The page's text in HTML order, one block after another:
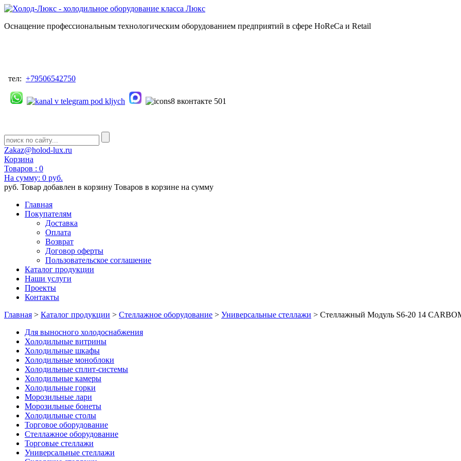
Оснащение профессиональным технологическим оборудованием предприятий в сфере HoReCa и Retail
тел: +79506542750
Zakaz@holod-lux.ru
Корзина
Товаров : 0
На сумму: 0 руб.
руб. Товар добавлен в корзину Товаров в корзине на сумму
Главная
Покупателям
Доставка
Оплата
Возврат
Договор оферты
Пользовательское соглашение
Каталог продукции
Наши услуги
Проекты
Контакты
Главная > Каталог продукции > Стеллажное оборудование > Универсальные стеллажи > Стеллажный Модуль S6-20 14
Для выносного холодоснабжения
Холодильные витрины
Холодильные шкафы
Холодильные моноблоки
Холодильные сплит-системы
Холодильные камеры
Холодильные горки
Морозильные лари
Морозильные бонеты
Холодильные столы
Торговое оборудование
Стеллажное оборудование
Торговые стеллажи
Универсальные стеллажи